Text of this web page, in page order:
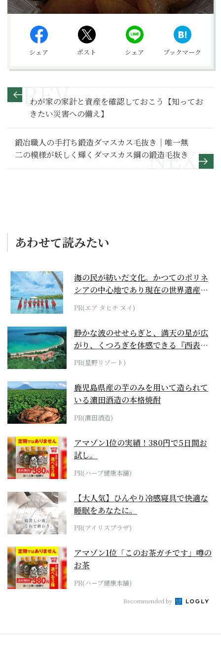
シェア ポスト シェア ブックマーク
わが家の家計と資産を確認しておこう【知ってお
きたい災害への備え】
鍛冶職人の手打ち鍛造ダマスカス毛抜き｜唯一無
二の模様が妖しく輝くダマスカス鋼の鍛造毛抜き
あわせて読みたい
海の民が紡いだ文化。かつてのポリネ
シアの中心地であり現在の世界遺産か
らみえてくる...
PR(エア タヒチ ヌイ)
静かな波のせせらぎと、満天の星が広
がり、くつろぎを体感できる『西表島
ホテル by...
PR(星野リゾート)
鹿児島県産の芋のみを用いて造られて
いる濵田酒造の本格焼酎
PR(濵田酒造)
アマゾン1位の実績！380円で5日間お
試し。
PR(ハーブ健康本舗)
【大人気】ひんやり冷感寝具で快適な
睡眠をあなたに。
PR(アイリスプラザ)
アマゾン1位「このお茶ガチです」噂の
お茶
PR(ハーブ健康本舗)
Recommended by